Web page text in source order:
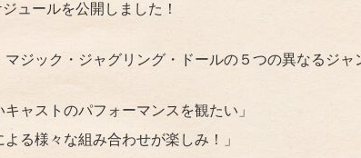
ュールを公開しました！
ジック・ジャグリング・ドールの５つの異なるジャ
キャストのパフォーマンスを観たい」
よる様々な組み合わせが楽しみ！」